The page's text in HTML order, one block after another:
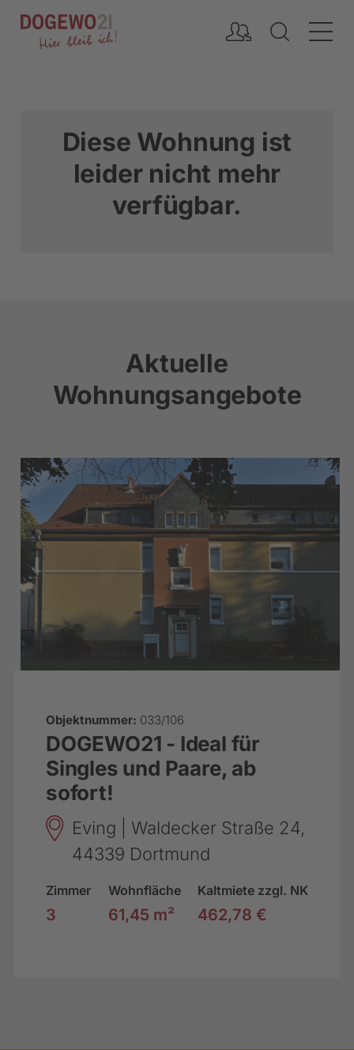
Diese Wohnung ist
leider nicht mehr
verfügbar.
Aktuelle
Wohnungsangebote
Objektnummer: 033/106
DOGEWO21 - Ideal für
Singles und Paare, ab
sofort!
Eving | Waldecker Straße 24,
44339 Dortmund
Zimmer
3
Wohnfläche
61,45 m²
Kaltmiete zzgl. NK
462,78 €